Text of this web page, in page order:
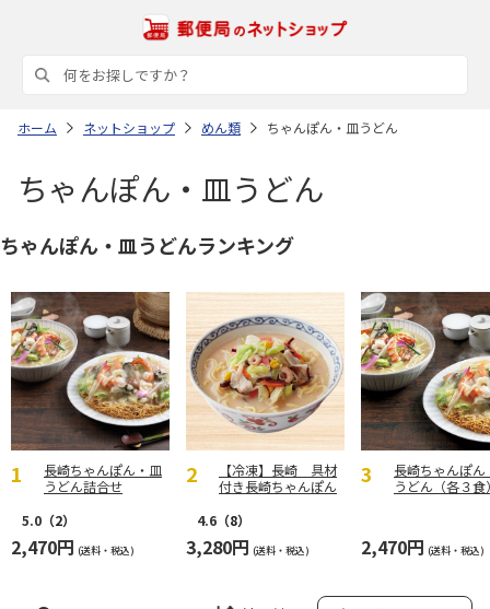
ホーム ネットショップ めん類 ちゃんぽん・皿うどん
ちゃんぽん・皿うどん
ちゃんぽん・皿うどんランキング
長崎ちゃんぽん・皿
うどん詰合せ
5.0 （2）
2,470円 (送料・税込)
【冷凍】長崎 具材
付き長崎ちゃんぽん
4.6 （8）
3,280円 (送料・税込)
長崎ちゃんぽん
うどん（各３食
2,470円 (送料・税込)